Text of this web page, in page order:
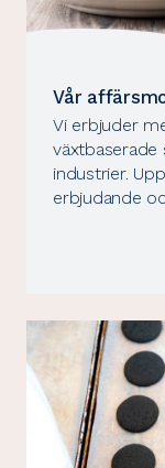
Vår
Vi erbjuder
växtbaserade
industrier.
erbjudande